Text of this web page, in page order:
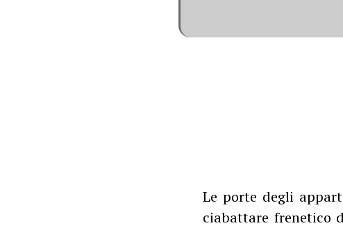
Le porte degli
ciabattare frenetico